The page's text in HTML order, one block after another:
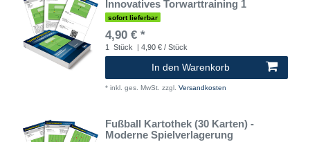
Innovatives Torwarttraining 1
sofort lieferbar
4,90 € *
1 Stück | 4,90 € / Stück
In den Warenkorb
* inkl. ges. MwSt. zzgl. Versandkosten
Fußball Kartothek (30 Karten) -
Moderne Spielverlagerung